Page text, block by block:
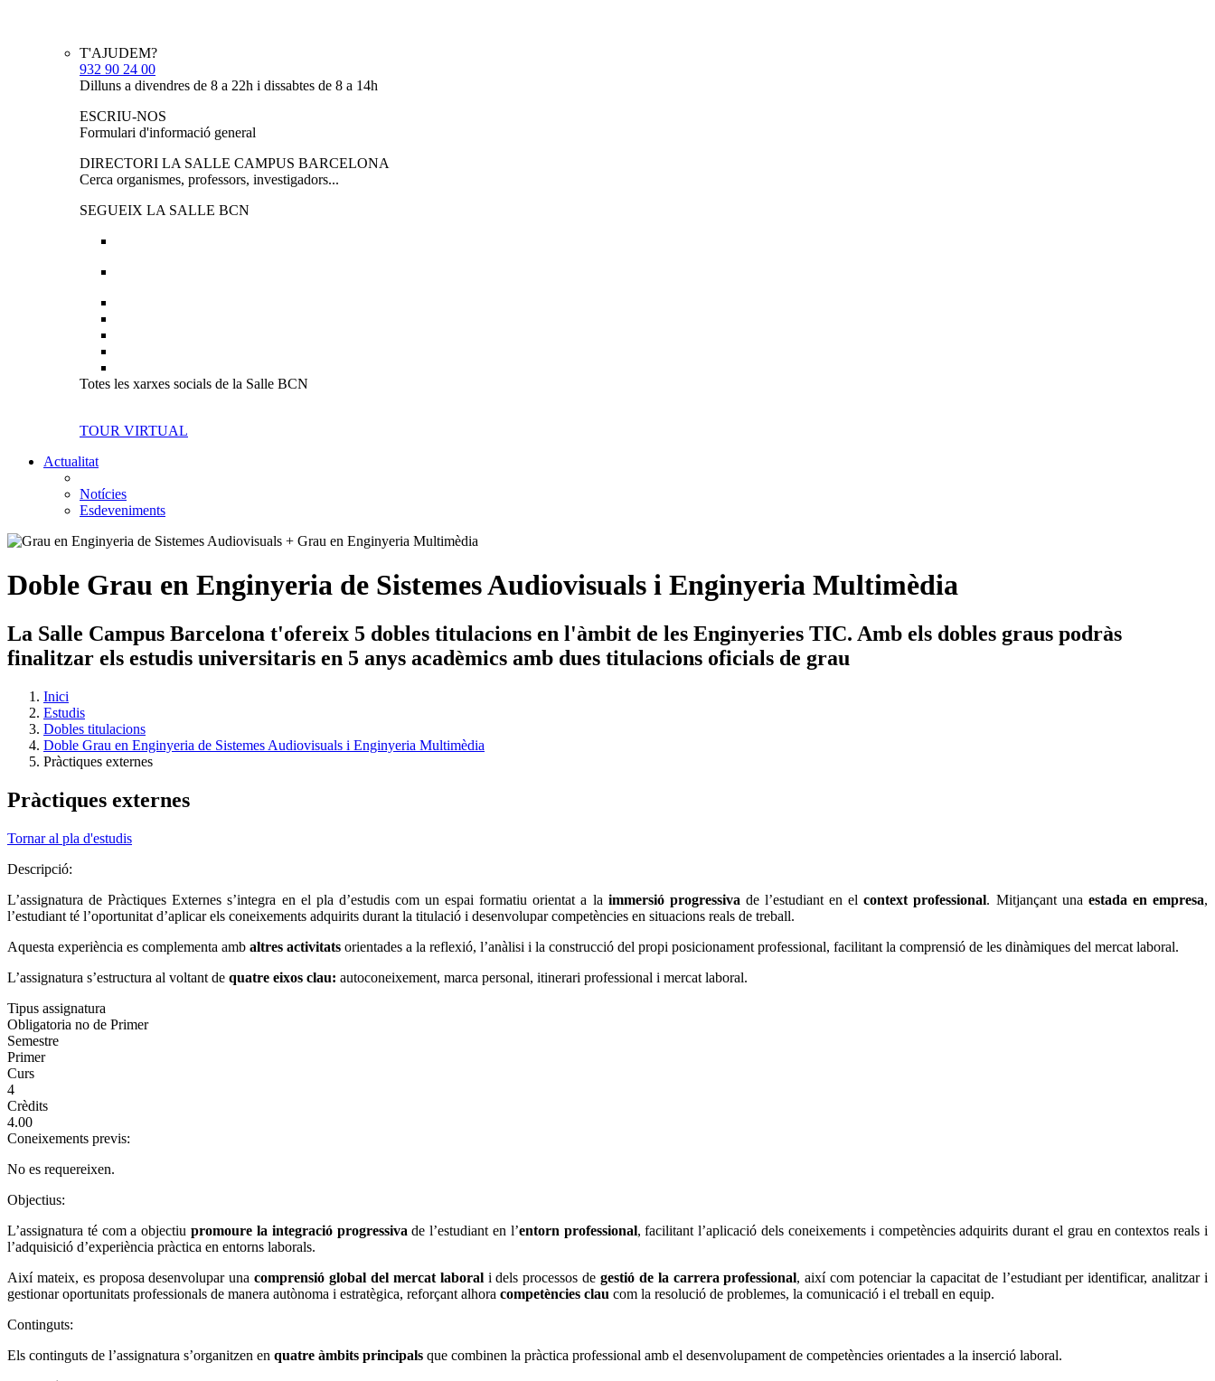
T'AJUDEM?
932 90 24 00
Dilluns a divendres de 8 a 22h i dissabtes de 8 a 14h
ESCRIU-NOS
Formulari d'informació general
DIRECTORI LA SALLE CAMPUS BARCELONA
Cerca organismes, professors, investigadors...
SEGUEIX LA SALLE BCN
Totes les xarxes socials de la Salle BCN
TOUR VIRTUAL
Actualitat
Notícies
Esdeveniments
Doble Grau en Enginyeria de Sistemes Audiovisuals i Enginyeria Multimèdia
La Salle Campus Barcelona t'ofereix 5 dobles titulacions en l'àmbit de les Enginyeries TIC. Amb els dobles graus podràs
finalitzar els estudis universitaris en 5 anys acadèmics amb dues titulacions oficials de grau
Inici
Estudis
Dobles titulacions
Doble Grau en Enginyeria de Sistemes Audiovisuals i Enginyeria Multimèdia
Pràctiques externes
Pràctiques externes
Tornar al pla d'estudis
Descripció:
L’assignatura de Pràctiques Externes s’integra en el pla d’estudis com un espai formatiu orientat a la immersió progressiva de l’estudiant en elcontext professional. Mitjançant una estada en empresa,
l’estudiant té l’oportunitat d’aplicar els coneixements adquirits durant la titulació i desenvolupar competències en situacions reals de treball.
Aquesta experiència es complementa amb altres activitats orientades a la reflexió, l’anàlisi i la construcció del propi posicionament professional, facilitant la comprensió de les dinàmiques del mercat laboral.
L’assignatura s’estructura al voltant de quatre eixos clau: autoconeixement, marca personal, itinerari professional i mercat laboral.
Tipus assignatura
Obligatoria no de Primer
Semestre
Primer
Curs
4
Crèdits
4.00
Coneixements previs:
No es requereixen.
Objectius:
L’assignatura té com a objectiupromoure la integració progressivade l’estudiant en l’entorn professional, facilitant l’aplicació dels coneixements i competències adquirits durant el grau en contextos reals i
l’adquisició d’experiència pràctica en entorns laborals.
Així mateix, es proposa desenvolupar unacomprensió global del mercat laborali dels processos de gestió de la carrera professional, així com potenciar la capacitat de l’estudiant per identificar, analitzar i
gestionar oportunitats professionals de manera autònoma i estratègica, reforçant alhora competències clau com la resolució de problemes, la comunicació i el treball en equip.
Continguts:
Els continguts de l’assignatura s’organitzen en quatre àmbits principals que combinen la pràctica professional amb el desenvolupament de competències orientades a la inserció laboral.